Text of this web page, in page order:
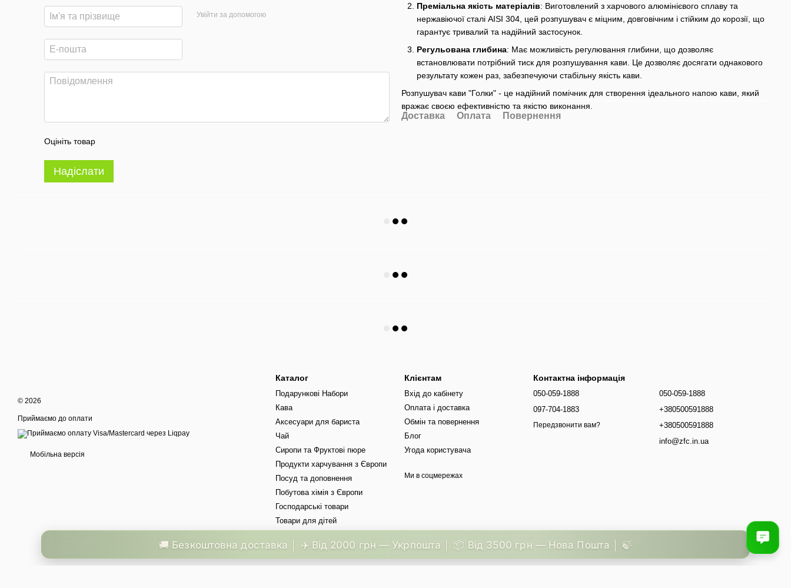
Увійти за допомогою
Оцініть товар
Надіслати
Преміальна якість матеріалів: Виготовлений з харчового алюмінієвого сплаву та
нержавіючої сталі AISI 304, цей розпушувач є міцним, довговічним і стійким до корозії, що
гарантує тривалий та надійний застосунок.
Регульована глибина: Має можливість регулювання глибини, що дозволяє
встановлювати потрібний тиск для розпушування кави. Це дозволяє досягати однакового
результату кожен раз, забезпечуючи стабільну якість кави.
Розпушувач кави "Голки" - це надійний помічник для створення ідеального напою кави, який
вражає своєю ефективністю та якістю виконання.
Доставка Оплата Повернення
© 2026
Приймаємо до оплати
Мобільна версія
Каталог
Подарункові Набори
Кава
Аксесуари для бариста
Чай
Сиропи та Фруктові пюре
Продукти харчування з Європи
Посуд та доповнення
Побутова хімія з Європи
Господарські товари
Товари для дітей
Клієнтам
Вхід до кабінету
Оплата і доставка
Обмін та повернення
Блог
Угода користувача
Ми в соцмережах
Контактна інформація
050-059-1888
097-704-1883
Передзвонити вам?
050-059-1888
+380500591888
+380500591888
info@zfc.in.ua